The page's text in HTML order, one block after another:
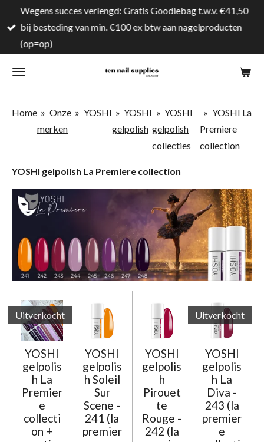
direct
naar
hoofdinhoud
Wegens succes verlengd: Gratis Goodiebag t.w.v. €41,50
bij besteding van min. €100 ex btw aan nagelproducten
(op=op)
Home » Onze
merken
» YOSHI » YOSHI
gelpolish
» YOSHI
gelpolish
collecties
» YOSHI La
Premiere
collection
YOSHI gelpolish La Premiere collection
Uitverkocht
YOSHI
gelpolis
h La
Premier
e
collecti
on +
YOSHI
gelpolis
h Soleil
Sur
Scene -
241 (la
premier
YOSHI
gelpolis
h
Pirouet
te
Rouge -
242 (la
Uitverkocht
YOSHI
gelpolis
h La
Diva -
243 (la
premier
e